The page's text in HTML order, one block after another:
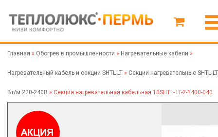
Главная » Обогрев в промышленности » Нагревательные кабели »
Нагревательный кабель и секции SHTL-LT » Секции нагревательные SHTL-
Вт/м 220-240В » Секция нагревательная кабельная 10SHTL- LT-2-1400-040